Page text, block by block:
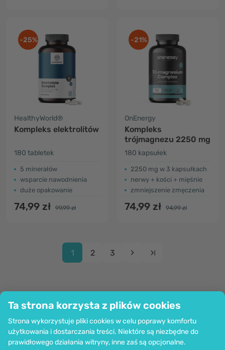
Ta strona korzysta z plików cookies
Strona wykorzystuje pliki cookies w celu poprawy komfortu
użytkowania i dostarczania treści. Niektóre są niezbędne do
prawidłowego działania witryny, inne zaś są opcjonalne.
-25%
HealthyWorld®
Kompleks elektrolitów
180 tabletek
5 minerałów
wsparcie nawodnienia
duże opakowanie
74,99 zł 99,99 zł
-21%
OnEnergy
Kompleks
trójmagnezu 2250 mg
180 kapsułek
2250 mg w 3 kapsułkach
nerwy + kości + mięśnie
zmniejszenie zmęczenia
74,99 zł 94,99 zł
1 2 3
Informacje
Dołącz do nas